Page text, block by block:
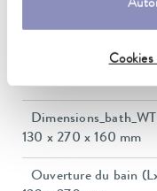
Cookies
Puissance absorbée
Consommation de
130 x 270 x 160 mm
Ouverture du bain